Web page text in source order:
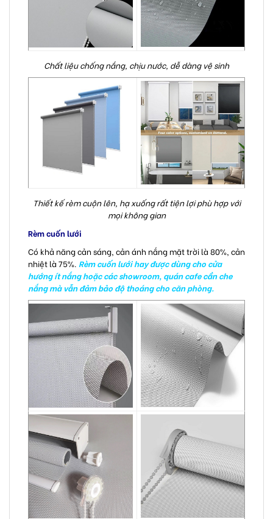
Chất liệu chống nắng, chịu nước, dễ dàng vệ sinh
Thiết kế rèm cuộn lên, hạ xuống rất tiện lợi phù hợp với
mọi không gian
Rèm cuốn lưới
Có khả năng cản sáng, cản ánh nắng mặt trời là 80%, cản
nhiệt là 75%. Rèm cuốn lưới hay được dùng cho cửa
hướng ít nắng hoặc các showroom, quán cafe cần che
nắng mà vẫn đảm bảo độ thoáng cho căn phòng.